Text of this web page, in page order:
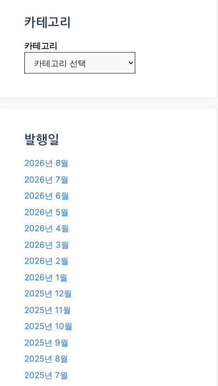
카테고리
카테고리
발행일
2026년 8월
2026년 7월
2026년 6월
2026년 5월
2026년 4월
2026년 3월
2026년 2월
2026년 1월
2025년 12월
2025년 11월
2025년 10월
2025년 9월
2025년 8월
2025년 7월